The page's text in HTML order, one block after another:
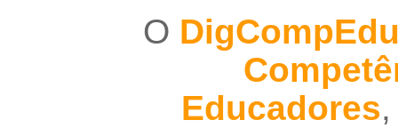
O
Educadores